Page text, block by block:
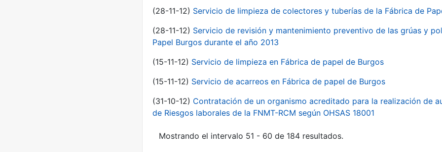
(28-11-12) Servicio de limpieza de colectores y tuberías de la Fábrica de
(28-11-12) Servicio de revisión y mantenimiento preventivo de las grúas y
Papel Burgos durante el año 2013
(15-11-12) Servicio de limpieza en Fábrica de papel de Burgos
(15-11-12) Servicio de acarreos en Fábrica de papel de Burgos
(31-10-12) Contratación de un organismo acreditado para la realización de
de Riesgos laborales de la FNMT-RCM según OHSAS 18001
Mostrando el intervalo 51 - 60 de 184 resultados.